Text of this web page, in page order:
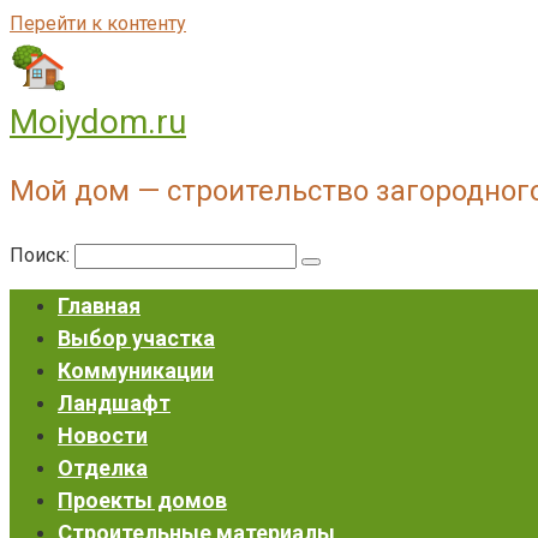
Перейти к контенту
Moiydom.ru
Мой дом — строительство
Поиск:
Главная
Выбор участка
Коммуникации
Ландшафт
Новости
Отделка
Проекты домов
Строительные материалы